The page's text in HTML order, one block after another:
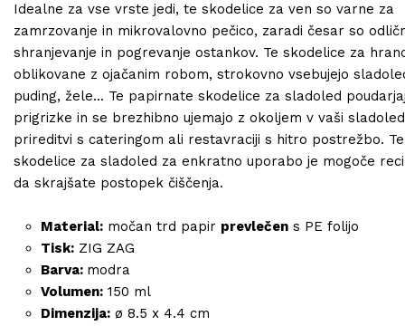
Idealne za vse vrste jedi, te skodelice za ven so varne za
zamrzovanje in mikrovalovno pečico, zaradi česar so
shranjevanje in pogrevanje ostankov. Te skodelice za
oblikovane z ojačanim robom, strokovno vsebujejo
puding, žele... Te papirnate skodelice za sladoled
prigrizke in se brezhibno ujemajo z okoljem v vaši
prireditvi s cateringom ali restavraciji s hitro postrežbo. Te
skodelice za sladoled za enkratno uporabo je mogoče
da skrajšate postopek čiščenja.
Material: močan trd papir prevlečen s PE folijo
Tisk: ZIG ZAG
Barva: modra
Volumen: 150 ml
Dimenzija: ø 8.5 x 4.4 cm